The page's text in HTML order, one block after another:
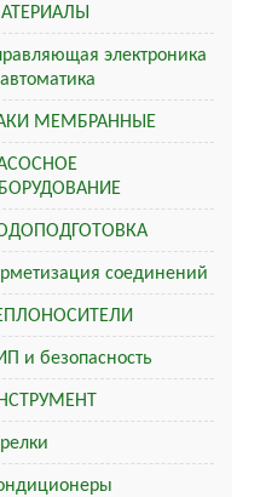
электроника
МЕМБРАННЫЕ
соединений
и безопасность